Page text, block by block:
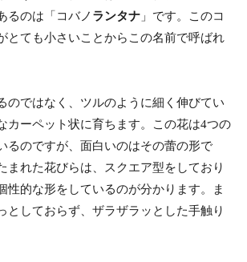
るのは「コバノ ランタナ 」です。このコ
とても小さいことからこの名前で呼ばれ
のではなく、ツルのように細く伸びてい
カーペット状に育ちます。この花は4つの
るのですが、面白いのはその蕾の形で
まれた花びらは、スクエア型をしており
性的な形をしているのが分かります。ま
としておらず、ザラザラッとした手触り